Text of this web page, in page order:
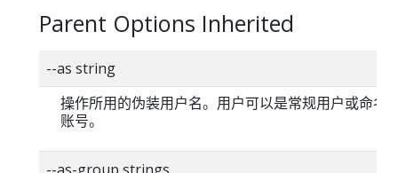
Parent Options Inherited
--as string
操作所用的伪装用户名。用户可以是常规用户或命名
账号。